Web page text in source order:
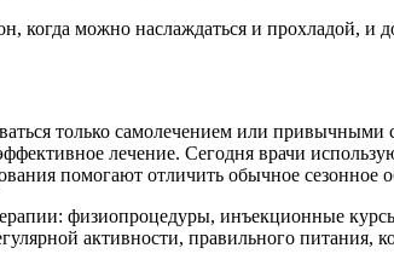
когда можно наслаждаться и прохладой, и
только самолечением или
лечение. Сегодня врачи
помогают отличить обычное сезонное
физиопроцедуры, инъекционные
активности, правильного